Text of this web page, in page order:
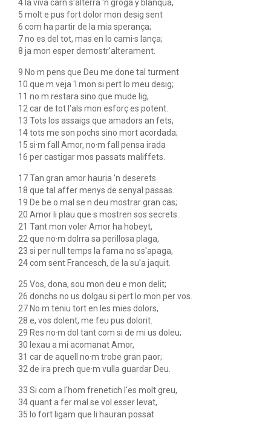
4 la viva carn s'alterra 'n groga y blanqua,
5 molt e pus fort dolor mon desig sent
6 com ha partir de la mia sperança;
7 no es del tot, mas en lo cami·s lança;
8 ja mon esper demostr'alterament.
9 No·m pens que Deu me done tal turment
10 que·m veja 'l mon si pert lo meu desig;
11 no·m restara sino que mude lig,
12 car de tot l'als mon esforç es potent.
13 Tots los assaigs que amadors an fets,
14 tots me son pochs sino mort acordada;
15 si·m fall Amor, no·m fall pensa irada
16 per castigar mos passats maliffets.
17 Tan gran amor hauria 'n deserets
18 que tal affer menys de senyal passas.
19 De be o mal se·n deu mostrar gran cas;
20 Amor li plau que·s mostren sos secrets.
21 Tant mon voler Amor ha hobeyt,
22 que no·m dolrra sa perillosa plaga,
23 si per null temps la fama no ss'apaga,
24 com sent Francesch, de la su'a jaquit.
25 Vos, dona, sou mon deu e mon delit;
26 donchs no us dolgau si pert lo mon per vos.
27 No·m teniu tort en les mies dolors,
28 e, vos dolent, me feu pus dolorit.
29 Res no·m dol tant com si de mi us doleu;
30 lexau a mi acomanat Amor,
31 car de aquell no·m trobe gran paor;
32 de ira prech que·m vulla guardar Deu.
33 Si com a l'hom frenetich l'es molt greu,
34 quant a fer mal se vol esser levat,
35 lo fort ligam que li hauran possat